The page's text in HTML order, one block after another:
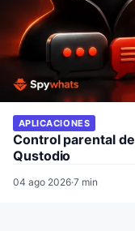
APLICACIONES
Control parental
Qustodio
04 ago 2026·7 min